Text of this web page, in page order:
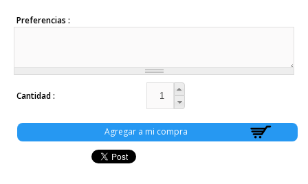
Preferencias
Cantidad